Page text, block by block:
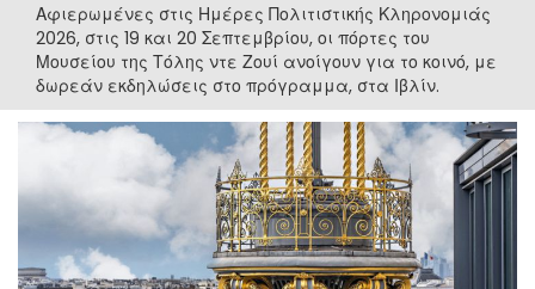
Αφιερωμένες στις Ημέρες Πολιτιστικής Κληρονομιάς
2026, στις 19 και 20 Σεπτεμβρίου, οι πόρτες του
Μουσείου της Τόλης ντε Ζουί ανοίγουν για το κοινό, με
δωρεάν εκδηλώσεις στο πρόγραμμα, στα Ιβλίν.